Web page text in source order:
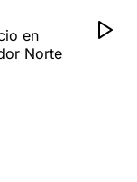
en
Norte